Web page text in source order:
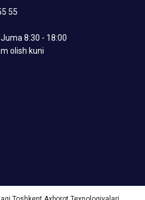
55
8:30 - 18:00
olish kuni